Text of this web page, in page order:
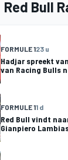
Red Bull
FORMULE 123 u
Hadjar spreekt
van Racing Bulls
FORMULE 11 d
Red Bull vindt
Gianpiero